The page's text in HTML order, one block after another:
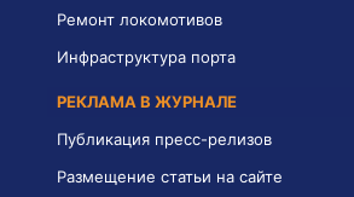
Ремонт локомотивов
Инфраструктура порта
РЕКЛАМА В ЖУРНАЛЕ
Публикация пресс-релизов
Размещение статьи на сайте